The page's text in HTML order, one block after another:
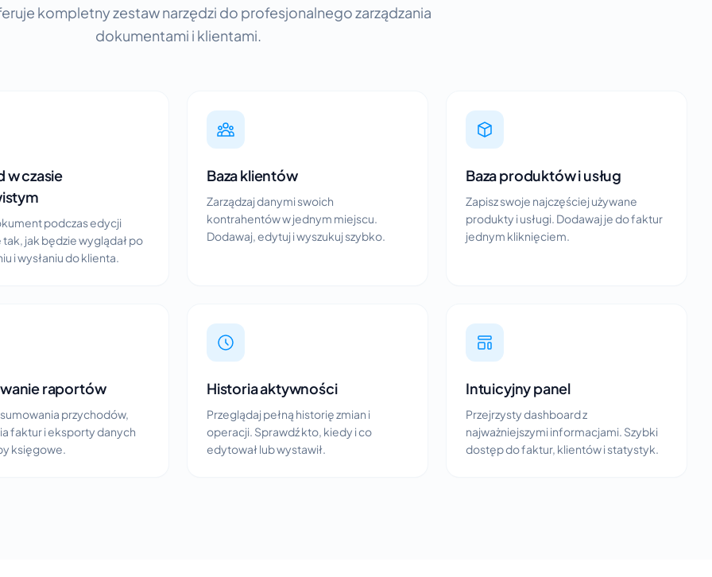
kompletny zestaw narzędzi do profesjonalnego zarządzania
dokumentami i klientami.
w czasie
podczas edycji
jak będzie wyglądał po
i wysłaniu do klienta.
Baza klientów
Zarządzaj danymi swoich
kontrahentów w jednym miejscu.
Dodawaj, edytuj i wyszukuj szybko.
Baza produktów i usług
Zapisz swoje najczęściej używane
produkty i usługi. Dodawaj je do faktur
jednym kliknięciem.
raportów
przychodów,
faktur i eksporty danych
księgowe.
Historia aktywności
Przeglądaj pełną historię zmian i
operacji. Sprawdź kto, kiedy i co
edytował lub wystawił.
Intuicyjny panel
Przejrzysty dashboard z
najważniejszymi informacjami. Szybki
dostęp do faktur, klientów i statystyk.